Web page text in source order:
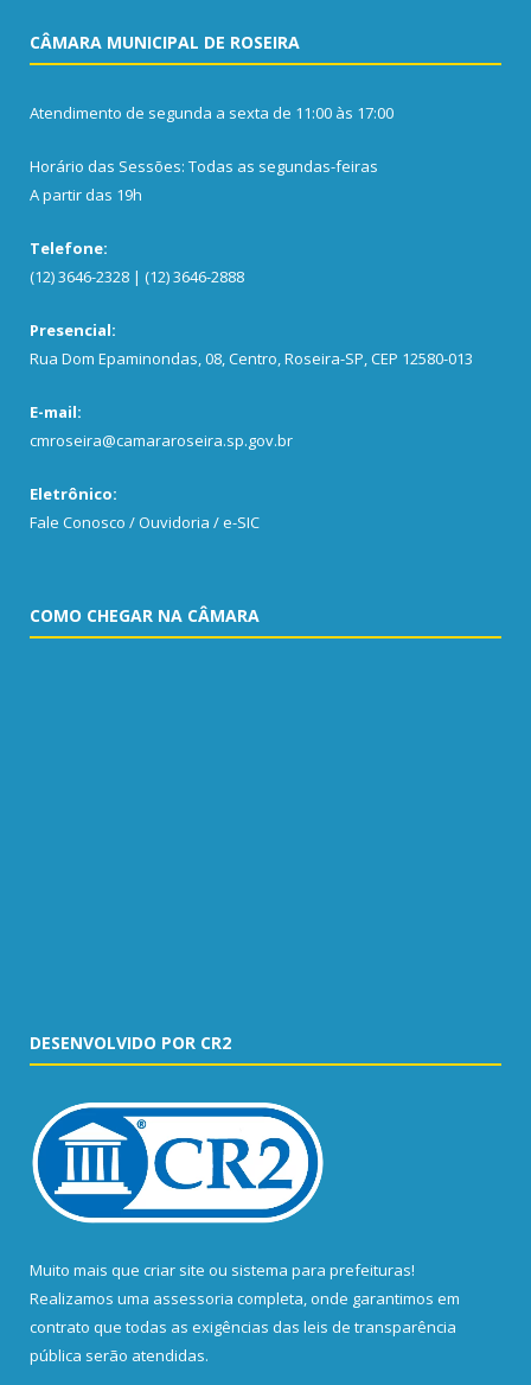
CÂMARA MUNICIPAL DE ROSEIRA
Atendimento de segunda a sexta de 11:00 às 17:00
Horário das Sessões: Todas as segundas-feiras
A partir das 19h
Telefone:
(12) 3646-2328 | (12) 3646-2888
Presencial:
Rua Dom Epaminondas, 08, Centro, Roseira-SP, CEP 12580-013
E-mail:
cmroseira@camararoseira.sp.gov.br
Eletrônico:
Fale Conosco / Ouvidoria / e-SIC
COMO CHEGAR NA CÂMARA
DESENVOLVIDO POR CR2
Muito mais que criar site ou sistema para prefeituras!
Realizamos uma assessoria completa, onde garantimos em
contrato que todas as exigências das leis de transparência
pública serão atendidas.